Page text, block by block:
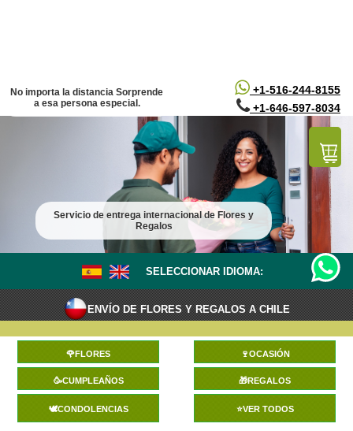
+1-516-244-8155
+1-646-597-8034
No importa la distancia Sorprende
a esa persona especial.
Servicio de entrega internacional de Flores y
Regalos
SELECCIONAR IDIOMA:
ENVÍO DE FLORES Y REGALOS A CHILE
🌹FLORES 🍷OCASIÓN
🥳CUMPLEAÑOS 🎁REGALOS
🕊️CONDOLENCIAS ⭐VER TODOS